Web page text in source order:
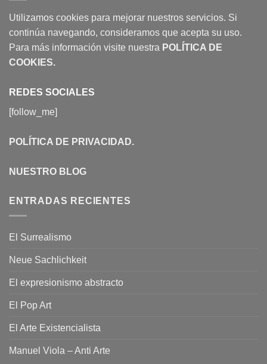
Utilizamos cookies para mejorar nuestros servicios. Si
continúa navegando, consideramos que acepta su uso.
Para más información visite nuestra POLÍTICA DE
COOKIES.
REDES SOCIALES
[follow_me]
POLÍTICA DE PRIVACIDAD.
NUESTRO BLOG
ENTRADAS RECIENTES
El Surrealismo
Neue Sachlichkeit
El expresionismo abstracto
El Pop Art
El Arte Existencialista
Manuel Viola – Anti Arte